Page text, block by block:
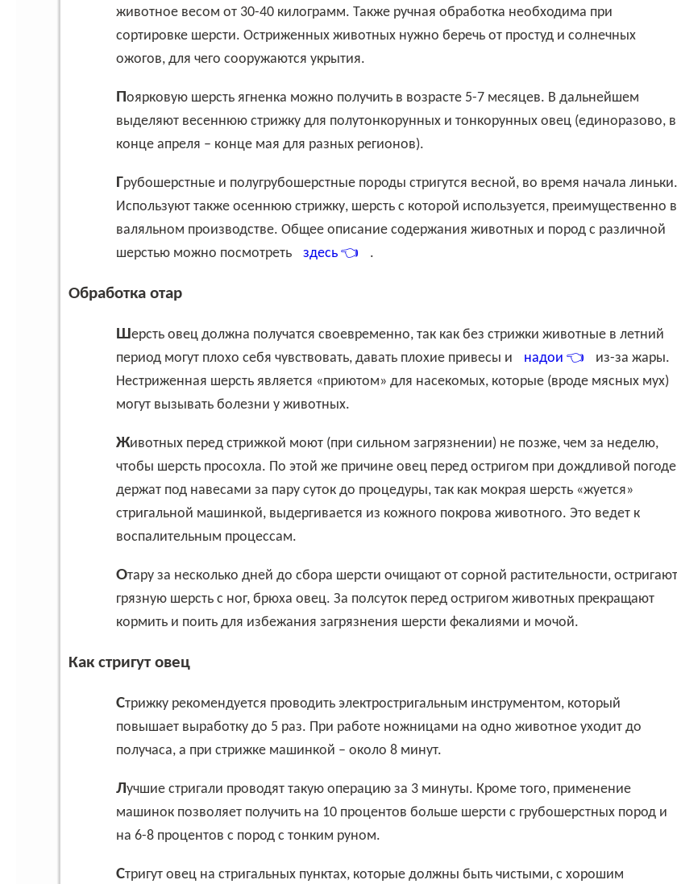
животное весом от 30-40 килограмм. Также ручная обработка необходима при
сортировке шерсти. Остриженных животных нужно беречь от простуд и солнечных
ожогов, для чего сооружаются укрытия.
Поярковую шерсть ягненка можно получить в возрасте 5-7 месяцев. В дальнейшем
выделяют весеннюю стрижку для полутонкорунных и тонкорунных овец (единоразово, в
конце апреля – конце мая для разных регионов).
Грубошерстные и полугрубошерстные породы стригутся весной, во время начала линьки.
Используют также осеннюю стрижку, шерсть с которой используется, преимущественно в
валяльном производстве. Общее описание содержания животных и пород с различной
шерстью можно посмотреть
здесь 👈 .
Обработка отар
Шерсть овец должна получатся своевременно, так как без стрижки животные в летний
период могут плохо себя чувствовать, давать плохие привесы и надои 👈
из-за жары.
Нестриженная шерсть является «приютом» для насекомых, которые (вроде мясных мух)
могут вызывать болезни у животных.
Животных перед стрижкой моют (при сильном загрязнении) не позже, чем за неделю,
чтобы шерсть просохла. По этой же причине овец перед остригом при дождливой погоде
держат под навесами за пару суток до процедуры, так как мокрая шерсть «жуется»
стригальной машинкой, выдергивается из кожного покрова животного. Это ведет к
воспалительным процессам.
Отару за несколько дней до сбора шерсти очищают от сорной растительности, остригают
грязную шерсть с ног, брюха овец. За полсуток перед остригом животных прекращают
кормить и поить для избежания загрязнения шерсти фекалиями и мочой.
Как стригут овец
Стрижку рекомендуется проводить электростригальным инструментом, который
повышает выработку до 5 раз. При работе ножницами на одно животное уходит до
получаса, а при стрижке машинкой – около 8 минут.
Лучшие стригали проводят такую операцию за 3 минуты. Кроме того, применение
машинок позволяет получить на 10 процентов больше шерсти с грубошерстных пород и
на 6-8 процентов с пород с тонким руном.
Стригут овец на стригальных пунктах, которые должны быть чистыми, с хорошим